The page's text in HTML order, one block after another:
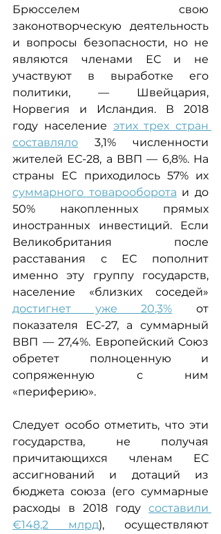
Брюсселем свою
законотворческую деятельность
и вопросы безопасности, но не
являются членами ЕС и не
участвуют в выработке его
политики, — Швейцария,
Норвегия и Исландия. В 2018
году население этих трех стран
составляло 3,1% численности
жителей ЕС-28, а ВВП — 6,8%. На
суммарного товарооборота и до
50% накопленных прямых
иностранных инвестиций. Если
Великобритания после
расставания с ЕС пополнит
именно эту группу государств,
достигнет уже 20,3% от
показателя ЕС-27, а суммарный
ВВП — 27,4%. Европейский Союз
обретет полноценную и
сопряженную с ним
«периферию».
Следует особо отметить, что эти
государства, не получая
причитающихся членам ЕС
ассигнований и дотаций из
бюджета союза (его суммарные
расходы в 2018 году составили
€148,2 млрд), осуществляют